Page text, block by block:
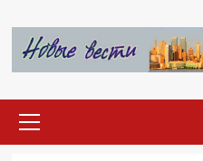
содержимому
меню